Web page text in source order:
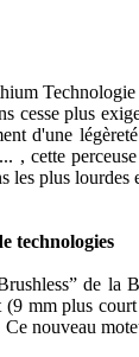
cesse plus
d'une
, cette
les plus lourdes
technologies
de la
mm plus
nouveau